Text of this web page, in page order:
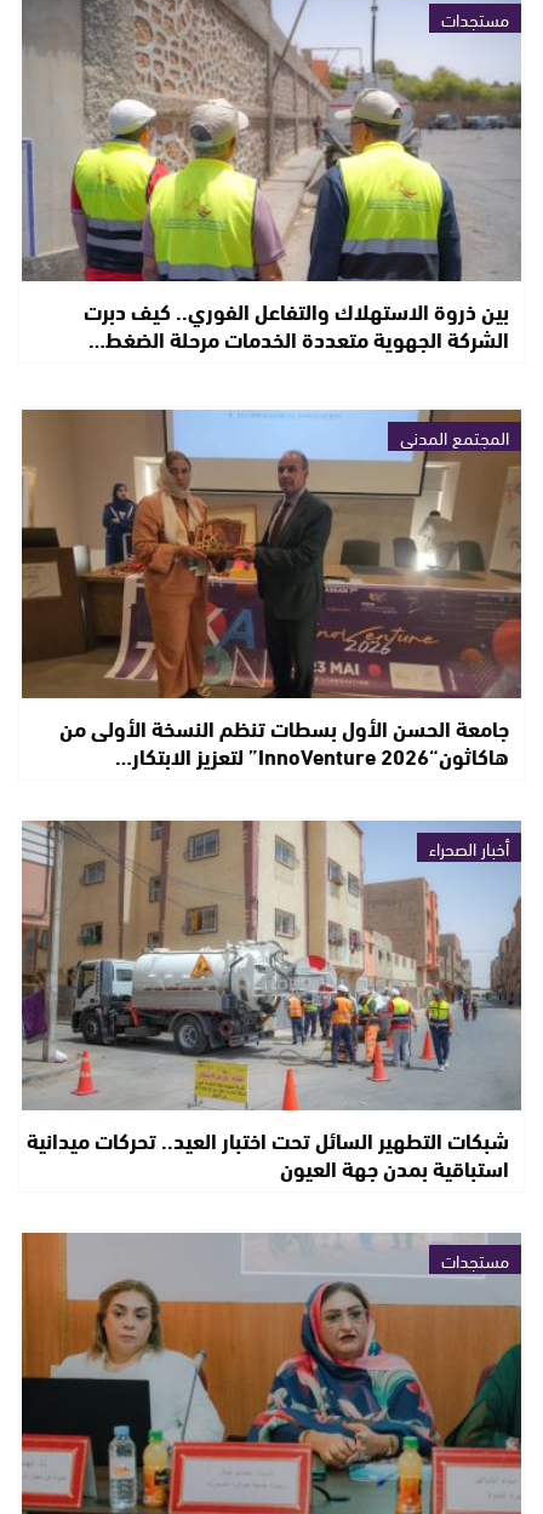
مستجدات
بين ذروة الاستهلاك والتفاعل الفوري.. كيف دبرت
الشركة الجهوية متعددة الخدمات مرحلة الضغط…
المجتمع المدني
جامعة الحسن الأول بسطات تنظم النسخة الأولى من
هاكاثون“InnoVenture 2026” لتعزيز الابتكار…
أخبار الصحراء
شبكات التطهير السائل تحت اختبار العيد.. تحركات ميدانية
استباقية بمدن جهة العيون
مستجدات